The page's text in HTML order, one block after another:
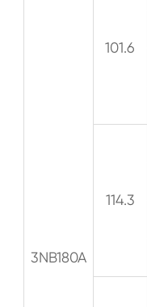
3NB180A
101.6
114.3